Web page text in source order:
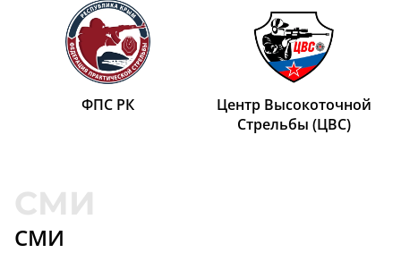
ФПС РК
Центр Высокоточной
Cтрельбы (ЦВС)
СМИ